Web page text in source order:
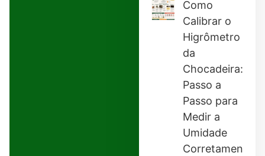
Como
Calibrar o
Higrômetro
da
Chocadeira:
Passo a
Passo para
Medir a
Umidade
Corretamente